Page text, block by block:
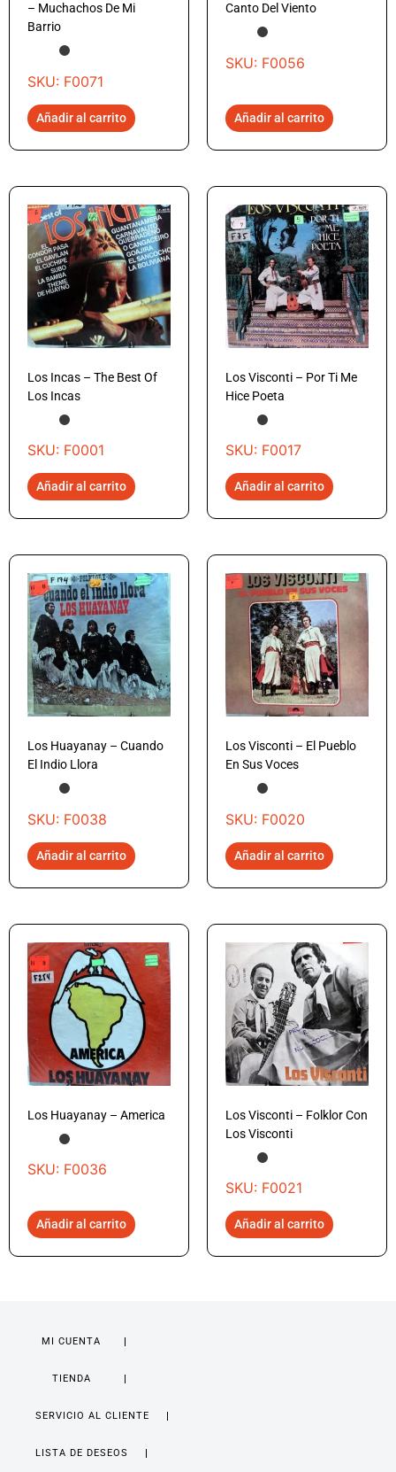
– Muchachos De Mi
Barrio
SKU: F0071
Añadir al carrito
Canto Del Viento
SKU: F0056
Añadir al carrito
Los Incas – The Best Of
Los Incas
SKU: F0001
Añadir al carrito
Los Visconti – Por Ti Me
Hice Poeta
SKU: F0017
Añadir al carrito
Los Huayanay – Cuando
El Indio Llora
SKU: F0038
Añadir al carrito
Los Visconti – El Pueblo
En Sus Voces
SKU: F0020
Añadir al carrito
Los Huayanay – America
SKU: F0036
Añadir al carrito
Los Visconti – Folklor Con
Los Visconti
SKU: F0021
Añadir al carrito
MI CUENTA
TIENDA
SERVICIO AL CLIENTE
LISTA DE DESEOS